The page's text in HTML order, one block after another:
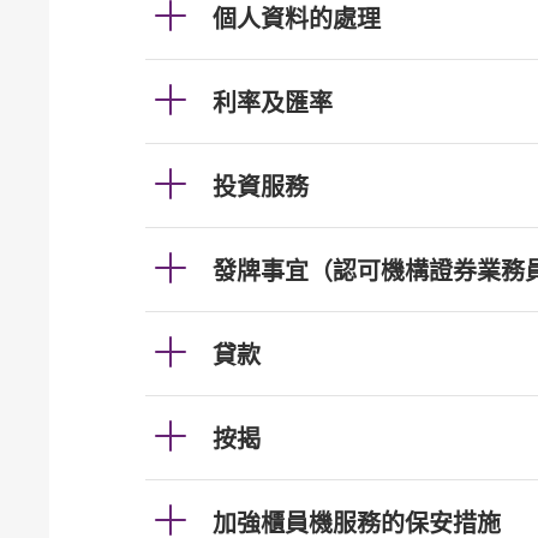
個人資料的處理
利率及匯率
投資服務
發牌事宜（認可機構證券業務
貸款
按揭
加強櫃員機服務的保安措施